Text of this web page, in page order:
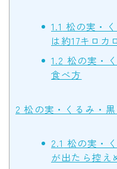
1.1 松の実・
は約17キロカ
1.2 松の実・
食べ方
2 松の実・くるみ・
2.1 松の実・
が出たら控え